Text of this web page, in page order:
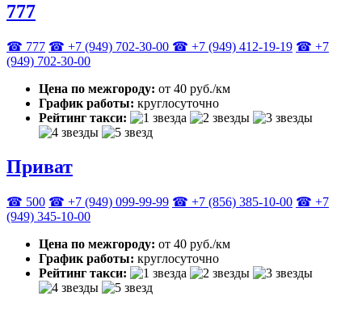
777
☎ 777 ☎ +7 (949) 702-30-00 ☎ +7 (949) 412-19-19 ☎ +7
(949) 702-30-00
Цена по межгороду: от 40 руб./км
График работы: круглосуточно
Рейтинг такси:
Приват
☎ 500 ☎ +7 (949) 099-99-99 ☎ +7 (856) 385-10-00 ☎ +7
(949) 345-10-00
Цена по межгороду: от 40 руб./км
График работы: круглосуточно
Рейтинг такси: